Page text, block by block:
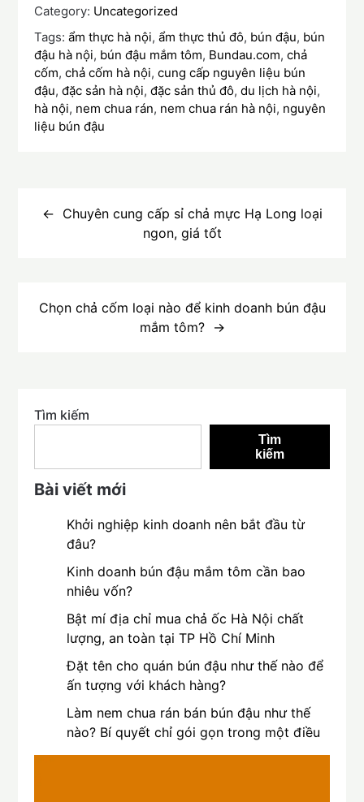
Category: Uncategorized
Tags:ẩm thực hà nội,ẩm thực thủ đô, bún đậu, bún
đậu hà nội, bún đậu mắm tôm, Bundau.com,chả
cốm,chả cốm hà nội,cung cấp nguyên liệu bún
đậu,đặc sản hà nội,đặc sản thủ đô,du lịch hà nội,
hà nội, nem chua rán, nem chua rán hà nội, nguyên
liệu bún đậu
hướngChuyên cung cấp sỉ chả mực Hạ Long loại
ngon, giá tốt
Chọn chả cốm loại nào để kinh doanh bún đậu
mắm tôm?
Tìm kiếm
Tìm
kiếm
Bài viết mới
Khởi nghiệp kinh doanh nên bắt đầu từ
đâu?
Kinh doanh bún đậu mắm tôm cần bao
nhiêu vốn?
Bật mí địa chỉ mua chả ốc Hà Nội chất
lượng, an toàn tại TP Hồ Chí Minh
Đặt tên cho quán bún đậu như thế nào để
ấn tượng với khách hàng?
Làm nem chua rán bán bún đậu như thế
nào? Bí quyết chỉ gói gọn trong một điều